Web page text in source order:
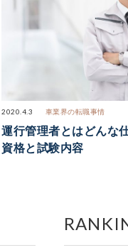
2020.4.3 車業界の転職事情
運行管理者とはどんな
資格と試験内容